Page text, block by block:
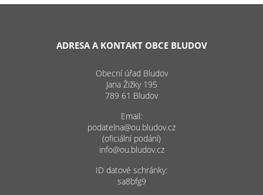
ADRESA A KONTAKT OBCE BLUDOV
Obecní úřad Bludov
Jana Žižky 195
789 61 Bludov
Email:
podatelna@ou.bludov.cz
(oficiální podání)
info@ou.bludov.cz
ID datové schránky:
sa8bfg9